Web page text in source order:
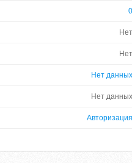
0
Нет
Нет
Нет данных
Нет данных
Авторизация